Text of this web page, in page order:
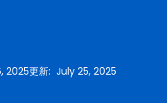
2025更新: July 25, 2025